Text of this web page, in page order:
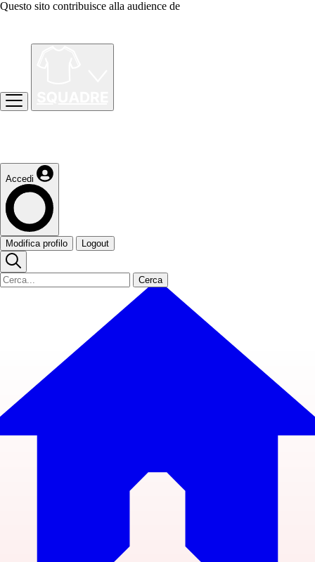
Questo sito contribuisce alla audience de
Accedi
Modifica profilo Logout
Cerca